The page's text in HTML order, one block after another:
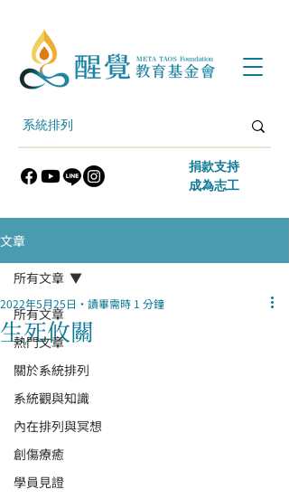
​捐款支持
​成為志工
文章
所有文章
熱門文章
關於系統排列
系統觀與知識
內在排列與冥想
創傷療癒
學員見證
所有文章
生死攸關
2022年5月25日 讀畢需時 1 分鐘